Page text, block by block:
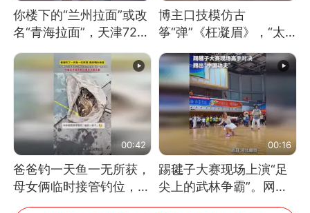
你楼下的“兰州拉面”或改
名“青海拉面”，天津72家
面馆已集体更换招牌
博主口技模仿古
筝“弹”《枉凝眉》，“太
像了～你是吃古筝长大的
吗？”“或将成为首位考级
不带古筝的选手。”（来
源：新华每日电讯）
00:42
爸爸钓一天鱼一无所获，
母女俩临时接管钓位，用
玩具鱼竿钓上大鱼
00:16
踢毽子大赛现场上演“足
尖上的武林争霸”。网
友：这哪是踢毽子，分明